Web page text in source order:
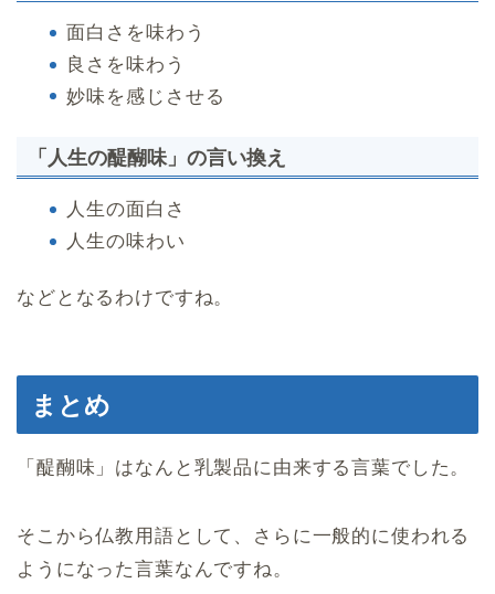
面白さを味わう
良さを味わう
妙味を感じさせる
「人生の醍醐味」の言い換え
人生の面白さ
人生の味わい
などとなるわけですね。
まとめ
「醍醐味」はなんと乳製品に由来する言葉でした。
そこから仏教用語として、さらに一般的に使われる
ようになった言葉なんですね。